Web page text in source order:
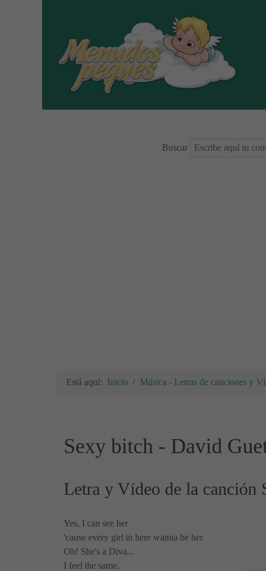
Buscar
Está aquí: Inicio Música - Letras de canciones y
Sexy bitch - David
Letra y Vídeo de la canción
Yes, I can see her
'cause every girl in here wanna be her
Oh! She's a Diva...
I feel the same,